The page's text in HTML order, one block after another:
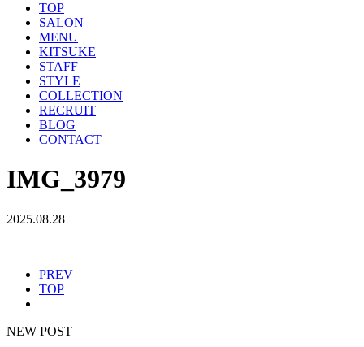
TOP
SALON
MENU
KITSUKE
STAFF
STYLE
COLLECTION
RECRUIT
BLOG
CONTACT
IMG_3979
2025.08.28
PREV
TOP
NEW POST